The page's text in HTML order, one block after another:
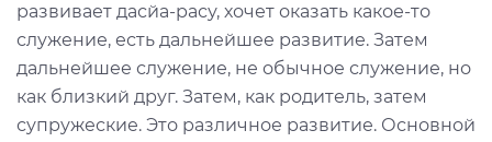
развивает дасйа-расу, хочет оказать какое-то
служение, есть дальнейшее развитие. Затем
дальнейшее служение, не обычное служение, но
как близкий друг. Затем, как родитель, затем
супружеские. Это различное развитие. Основной